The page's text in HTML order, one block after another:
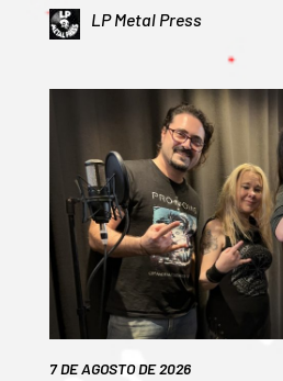
LP Metal Press
7 DE AGOSTO DE 2026